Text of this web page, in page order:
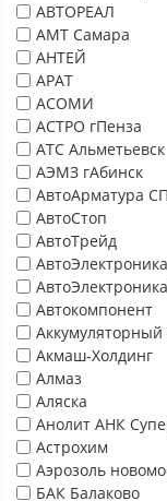
АВТОРЕАЛ
АМТ Самара
АНТЕЙ
АРАТ
АСОМИ
АСТРО гПенза
АТС Альметьевск
АЭМЗ гАбинск
АвтоАрматура
АвтоСтоп
АвтоТрейд
Автокомпонент
Аккумуляторный
Акмаш-Холдинг
Алмаз
Аляска
Анолит АНК
Астрохим
Аэрозоль
БАК Балаково